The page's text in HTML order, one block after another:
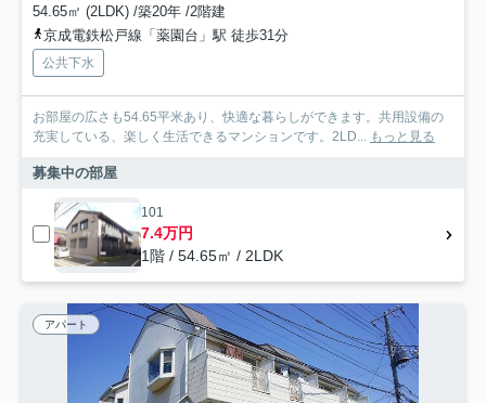
54.65㎡ (2LDK) /築20年 /2階建
京成電鉄松戸線「薬園台」駅 徒歩31分
公共下水
お部屋の広さも54.65平米あり、快適な暮らしができます。共用設備の
充実している、楽しく生活できるマンションです。2LD...
もっと見る
募集中の部屋
101
7.4万円
1階 / 54.65㎡ / 2LDK
アパート